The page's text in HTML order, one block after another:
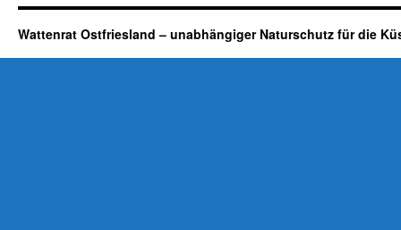
Wattenrat Ostfriesland – unabhängiger Naturschutz für die